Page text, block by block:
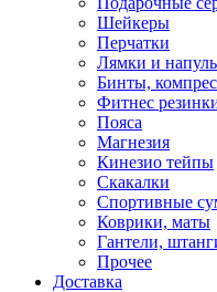
Шейкеры
Перчатки
Лямки и
Бинты,
Фитнес
Пояса
Магнезия
Кинезио тейпы
Скакалки
Спортивные
Коврики, маты
Гантели,
Прочее
Доставка